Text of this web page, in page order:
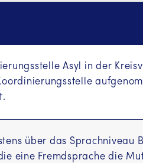
(Serbisch - kyrillisch (SR -
(SO))
(RU))
Asyl in der
über das Sprachniveau
eine Fremdsprache die